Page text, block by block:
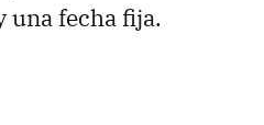
una fecha fija.